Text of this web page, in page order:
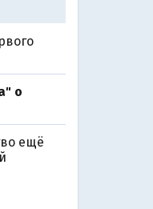
о
ещё